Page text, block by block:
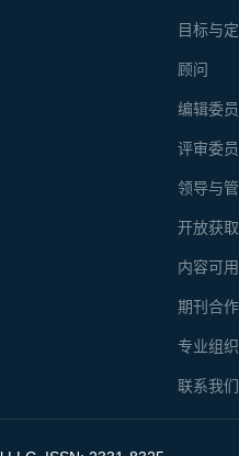
目标与
顾问
编辑委
评审委
领导与
开放获
内容可
期刊合
专业组
联系我们